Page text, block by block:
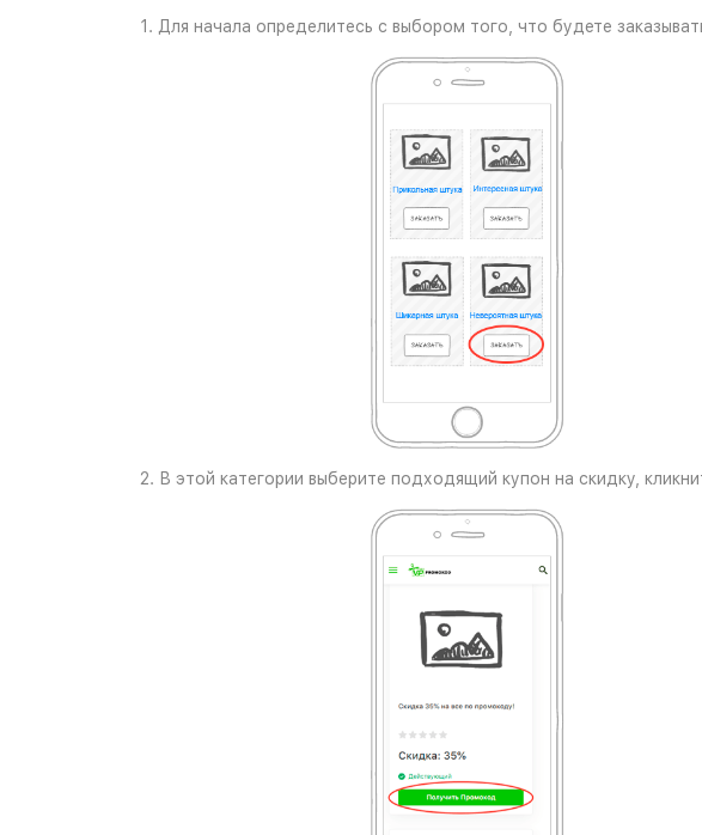
1. Для начала определитесь с выбором того, что будете
2. В этой категории выберите подходящий купон на скидку,